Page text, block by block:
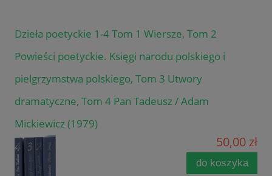
Dzieła poetyckie 1-4 Tom 1 Wiersze, Tom 2
Powieści poetyckie. Księgi narodu polskiego i
pielgrzymstwa polskiego, Tom 3 Utwory
dramatyczne, Tom 4 Pan Tadeusz / Adam
Mickiewicz (1979)
50,00 zł
do koszyka